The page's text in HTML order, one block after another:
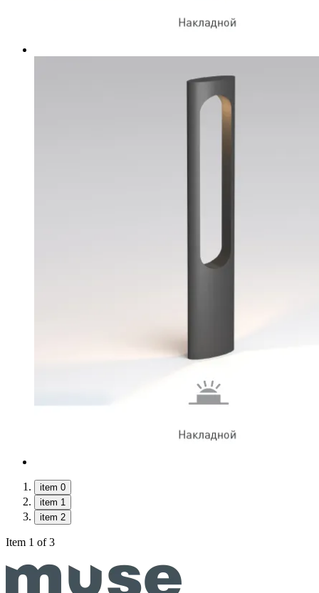
item 0
item 1
item 2
Item 1 of 3